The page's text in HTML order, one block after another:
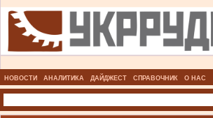
НОВОСТИ АНАЛИТИКА ДАЙДЖЕСТ СПРАВОЧНИК О НАС